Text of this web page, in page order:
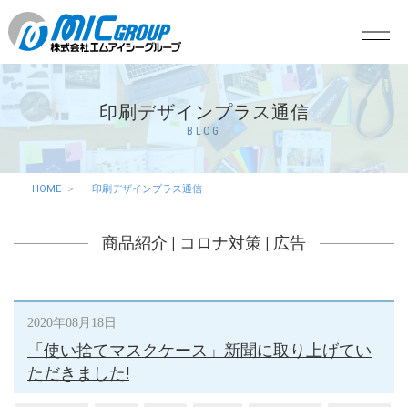
印刷デザインプラス通信
BLOG
HOME 印刷デザインプラス通信
商品紹介 | コロナ対策 | 広告
2020年08月18日
「使い捨てマスクケース」新聞に取り上げてい
ただきました!